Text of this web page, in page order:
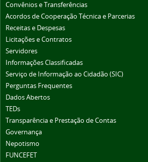
Convênios e Transferências
Acordos de Cooperação Técnica e Parcerias
Receitas e Despesas
Licitações e Contratos
Servidores
Informações Classificadas
Serviço de Informação ao Cidadão (SIC)
Perguntas Frequentes
Dados Abertos
TEDs
Transparência e Prestação de Contas
Governança
Nepotismo
FUNCEFET